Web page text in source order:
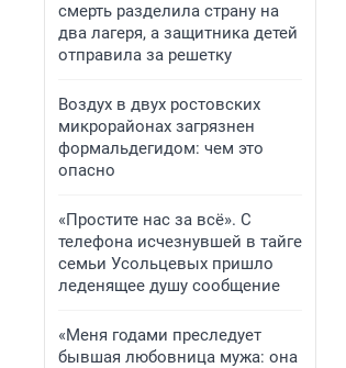
смерть разделила страну на
два лагеря, а защитника детей
отправила за решетку
Воздух в двух ростовских
микрорайонах загрязнен
формальдегидом: чем это
опасно
«Простите нас за всё». С
телефона исчезнувшей в тайге
семьи Усольцевых пришло
леденящее душу сообщение
«Меня годами преследует
бывшая любовница мужа: она